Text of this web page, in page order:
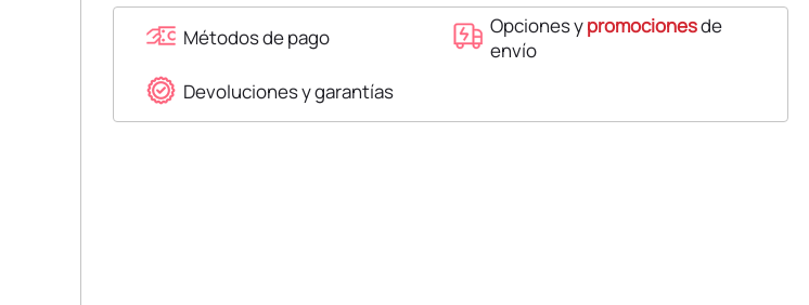
Métodos de pago Opciones ypromocionesde
envío
Devoluciones y garantías